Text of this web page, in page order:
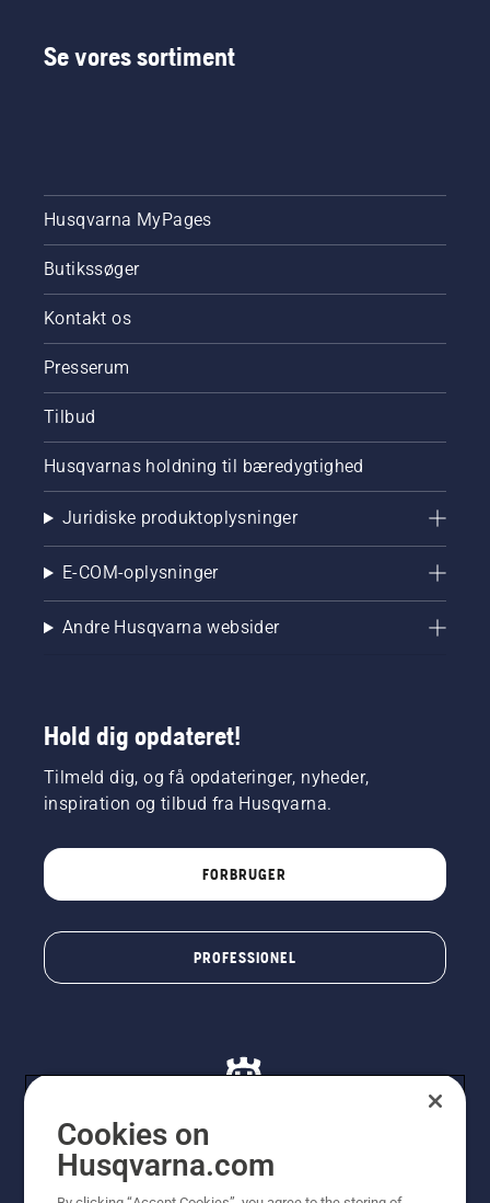
Se vores sortiment
Husqvarna MyPages
Butikssøger
Kontakt os
Presserum
Tilbud
Husqvarnas holdning til bæredygtighed
Juridiske produktoplysninger
E-COM-oplysninger
Andre Husqvarna websider
Hold dig opdateret!
Tilmeld dig, og få opdateringer, nyheder,
inspiration og tilbud fra Husqvarna.
FORBRUGER
PROFESSIONEL
Cookies on
Husqvarna.com